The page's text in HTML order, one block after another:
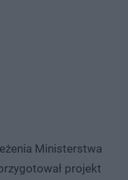
Ministerstwa
projekt